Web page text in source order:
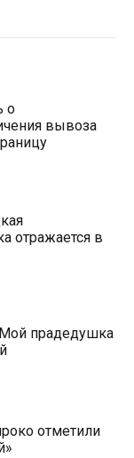
о
вывоза
отражается в
прадедушка
отметили